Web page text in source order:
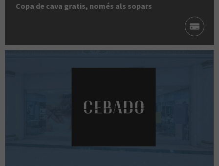
Copa de cava gratis, només als sopars